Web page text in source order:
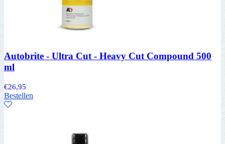
Autobrite - Ultra Cut - Heavy Cut Compound 500
ml
€26,95
Bestellen